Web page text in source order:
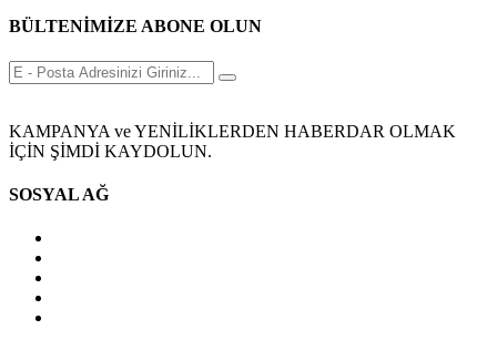
BÜLTENİMİZE ABONE OLUN
KAMPANYA ve YENİLİKLERDEN HABERDAR OLMAK
İÇİN ŞİMDİ KAYDOLUN.
SOSYAL AĞ